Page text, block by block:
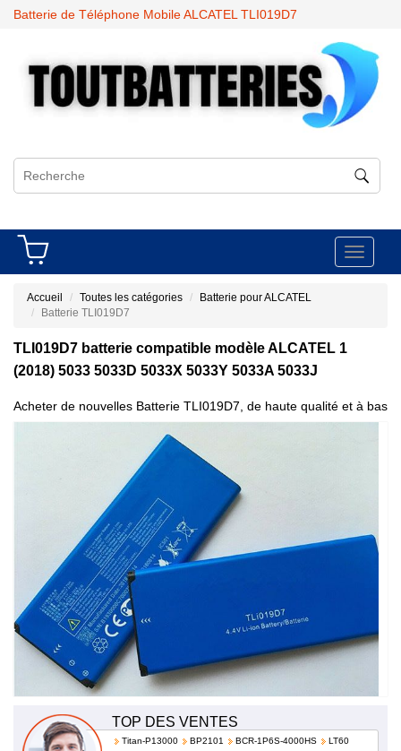
Batterie de Téléphone Mobile ALCATEL TLI019D7
Toggle
Accueil Toutes les catégories
Batterie pour ALCATEL
Batterie TLI019D7
TLI019D7 batterie compatible modèle ALCATEL 1
(2018) 5033 5033D 5033X 5033Y 5033A 5033J
Acheter de nouvelles Batterie TLI019D7, de haute qualité et à bas
TOP DES VENTES
Titan-P13000 BP2101 BCR-1P6S-4000HS
LT60